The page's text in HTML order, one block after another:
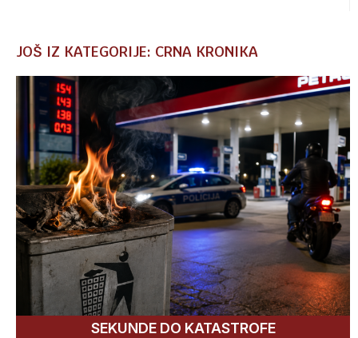
JOŠ IZ KATEGORIJE: CRNA KRONIKA
SEKUNDE DO KATASTROFE